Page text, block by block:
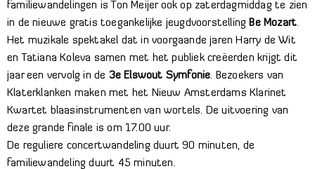
familiewandelingen is Ton Meijer ook op zaterdagmiddag te zien
in de nieuwe gratis toegankelijke jeugdvoorstellingBe Mozart.
Het muzikale spektakel dat in voorgaande jaren Harry de Wit
en Tatiana Koleva samen met het publiek creëerden krijgt dit
jaar een vervolg in de 3e Elswout Symfonie. Bezoekers van
Klaterklanken maken met het Nieuw Amsterdams Klarinet
Kwartet blaasinstrumenten van wortels. De uitvoering van
deze grande finale is om 17.00 uur.
De reguliere concertwandeling duurt 90 minuten, de
familiewandeling duurt 45 minuten.